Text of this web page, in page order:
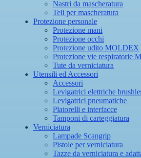
Tipologia lucidatura e
Accessori scrub e ricambi per Kit
Kit Scrub (1)
Panni microfibra (2)
Paste abrasive e polish (1)
Profumi (1)
Nastri da mascheratura
Teli per mascheratura
Protezione personale
Protezione mani
Protezione occhi
Protezione udito MOLDEX
Protezione vie respiratorie
Tute da verniciatura
Utensili ed Accessori
Accessori
Levigatrici elettriche
Levigatrici pneumatiche
Platorelli e interfacce
Tamponi di carteggiatura
Verniciatura
Lampade Scangrip
Pistole per verniciatura
Tazze da verniciatura e